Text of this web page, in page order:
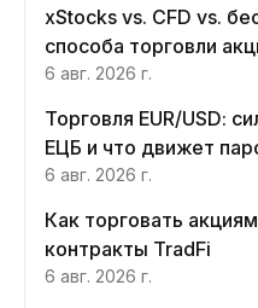
xStocks vs. CFD vs.
способа торговли
6 авг. 2026 г.
Торговля EUR/USD:
ЕЦБ и что движет
6 авг. 2026 г.
Как торговать
контракты TradFi
6 авг. 2026 г.